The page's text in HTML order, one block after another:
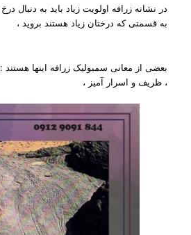
در نشانه زرافه اولویت زیاد باید به دنبال درخ
به قسمتی که درختان زیاد هستند بروید ،
بعضی از معانی سمبولیک زرافه اینها هستند
، ظریف و اسرار آمیز ،